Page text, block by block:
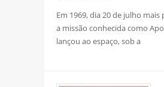
Em 1969, dia 20 de julho mais
a missão conhecida como
lançou ao espaço, sob a